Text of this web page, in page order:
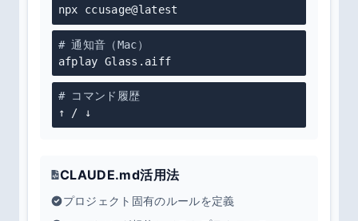
npx ccusage@latest
# 通知音（Mac）
afplay Glass.aiff
# コマンド履歴
↑ / ↓
CLAUDE.md活用法
プロジェクト固有のルールを定義